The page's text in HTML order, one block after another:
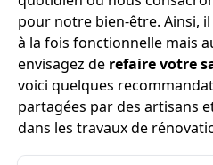
pour notre bien-être. Ainsi,
à la fois fonctionnelle mais
envisagez de refaire votre
voici quelques
partagées par des artisans
dans les travaux de